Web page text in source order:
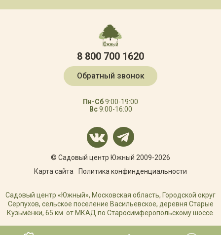
8 800 700 1620
Обратный звонок
Пн-Сб9:00-19:00
Вс9:00-16:00
© Садовый центр Южный 2009-2026
Карта сайта
Политика конфинденциальности
Садовый центр «Южный», Московская область, Городской округ
Серпухов, сельское поселение Васильевское, деревня Старые
Кузьмёнки, 65 км. от МКАД по Старосимферопольскому шоссе.